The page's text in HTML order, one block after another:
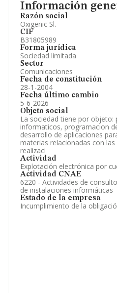
Información
Razón social
Oxigenic Sl.
CIF
B31805989
Forma jurídica
Sociedad limitada
Sector
Comunicaciones
Fecha de constitución
28-1-2004
Fecha último cambio
5-6-2026
Objeto social
La sociedad tiene por objeto:
informaticos, programacion
desarrollo de aplicaciones
materias relacionadas con
realizaci
Actividad
Explotación electrónica por
Actividad CNAE
6220 - Actividades de
de instalaciones informáticas
Estado de la empresa
Incumplimiento de la